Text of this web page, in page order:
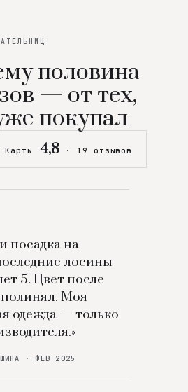
половина
— от тех,
покупал
Карты 4,8 · 19 отзывов
посадка на
лосины
5. Цвет после
Моя
одежда — только
· ФЕВ 2025